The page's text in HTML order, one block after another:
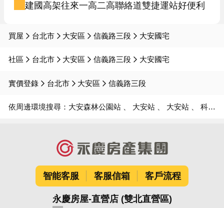
建國高架往來一高二高聯絡道雙捷運站好便利
買屋 台北市 大安區 信義路三段 大安國宅
社區 台北市 大安區 信義路三段 大安國宅
實價登錄 台北市 大安區 信義路三段
依周邊環境搜尋： 大安森林公園站 大安站 大安站 科技大樓站
智能客服 客服信箱 客戶流程
永慶房屋-直營店 (雙北直營區)